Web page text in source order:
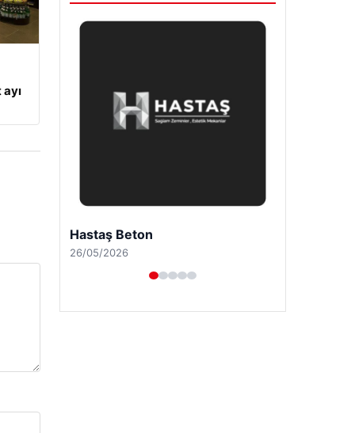
Enes Kaplan Avukatlık Bürosu
28/04/2026